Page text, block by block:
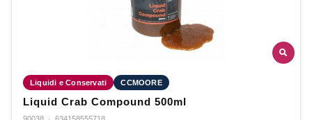
Liquidi e Conservati CCMOORE
Liquid Crab Compound 500ml